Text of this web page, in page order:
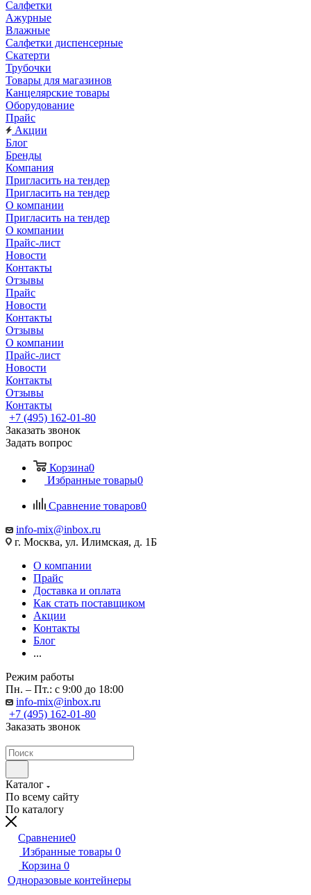
Салфетки
Ажурные
Влажные
Салфетки диспенсерные
Скатерти
Трубочки
Товары для магазинов
Канцелярские товары
Оборудование
Прайс
Акции
Блог
Бренды
Компания
Пригласить на тендер
Пригласить на тендер
О компании
Пригласить на тендер
О компании
Прайс-лист
Новости
Контакты
Отзывы
Прайс
Новости
Контакты
Отзывы
О компании
Прайс-лист
Новости
Контакты
Отзывы
Контакты
+7 (495) 162-01-80
Заказать звонок
Задать вопрос
Корзина0
Избранные товары0
Сравнение товаров0
info-mix@inbox.ru
г. Москва, ул. Илимская, д. 1Б
О компании
Прайс
Доставка и оплата
Как стать поставщиком
Акции
Контакты
Блог
...
Режим работы
Пн. – Пт.: с 9:00 до 18:00
info-mix@inbox.ru
+7 (495) 162-01-80
Заказать звонок
Каталог
По всему сайту
По каталогу
Сравнение0
Избранные товары 0
Корзина 0
Одноразовые контейнеры